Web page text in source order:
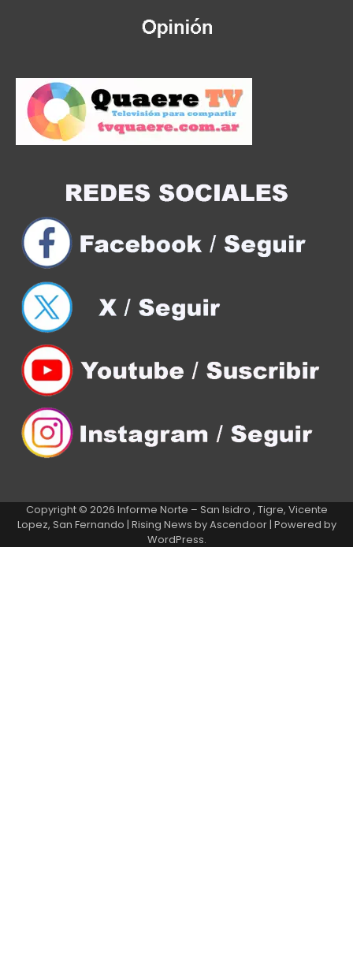
Copyright © 2026 Informe Norte – San Isidro , Tigre, Vicente
Lopez, San Fernando | Rising News byAscendoor| Powered by
WordPress.